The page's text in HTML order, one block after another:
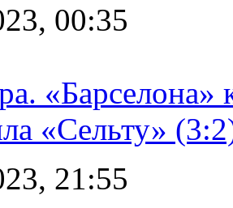
00:35
«Барселона»
«Сельту»
21:55